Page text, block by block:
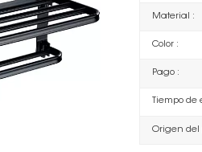
Material :
Color :
Pago :
Tiempo de
Origen del